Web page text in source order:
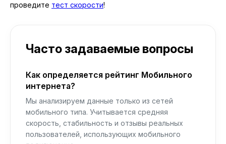
проведите тест скорости!
Часто задаваемые вопросы
Как определяется рейтинг Мобильного
интернета?
Мы анализируем данные только из сетей
мобильного типа. Учитывается средняя
скорость, стабильность и отзывы реальных
пользователей, использующих мобильного